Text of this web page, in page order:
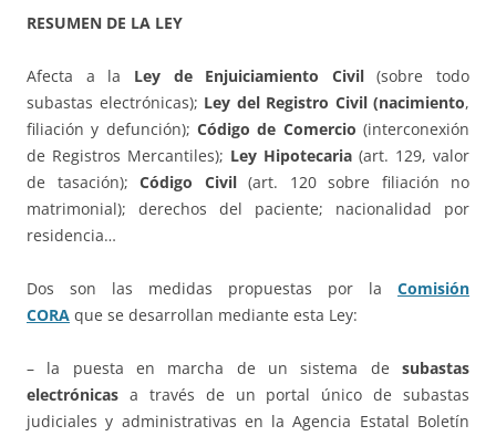
RESUMEN DE LA LEY
Afecta a la Ley de Enjuiciamiento Civil(sobre todo
subastas electrónicas); Ley del Registro Civil (nacimiento,
filiación y defunción); Código de Comercio (interconexión
de Registros Mercantiles); Ley Hipotecaria (art. 129, valor
de tasación); Código Civil(art. 120 sobre filiación no
matrimonial); derechos del paciente; nacionalidad por
residencia…
Dos son las medidas propuestas por la Comisión
CORA que se desarrollan mediante esta Ley:
– la puesta en marcha de un sistema de subastas
electrónicas a través de un portal único de subastas
judiciales y administrativas en la Agencia Estatal Boletín